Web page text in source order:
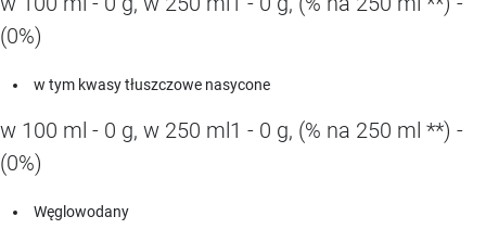
(0%)
w tym kwasy tłuszczowe nasycone
w 100 ml - 0 g, w 250 ml1 - 0 g, (% na 250 ml **) -
(0%)
Węglowodany